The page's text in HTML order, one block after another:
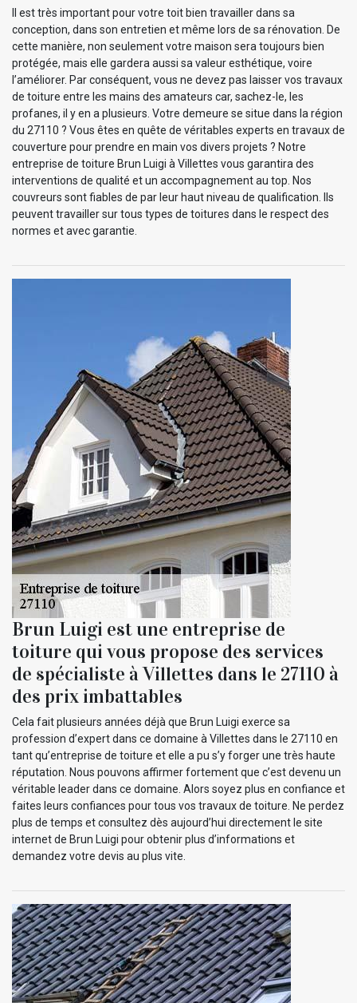
Il est très important pour votre toit bien travailler dans sa
conception, dans son entretien et même lors de sa rénovation. De
cette manière, non seulement votre maison sera toujours bien
protégée, mais elle gardera aussi sa valeur esthétique, voire
l’améliorer. Par conséquent, vous ne devez pas laisser vos travaux
de toiture entre les mains des amateurs car, sachez-le, les
profanes, il y en a plusieurs. Votre demeure se situe dans la région
du 27110 ? Vous êtes en quête de véritables experts en travaux de
couverture pour prendre en main vos divers projets ? Notre
entreprise de toiture Brun Luigi à Villettes vous garantira des
interventions de qualité et un accompagnement au top. Nos
couvreurs sont fiables de par leur haut niveau de qualification. Ils
peuvent travailler sur tous types de toitures dans le respect des
normes et avec garantie.
Brun Luigi est une entreprise de
toiture qui vous propose des services
de spécialiste à Villettes dans le 27110 à
des prix imbattables
Cela fait plusieurs années déjà que Brun Luigi exerce sa
profession d’expert dans ce domaine à Villettes dans le 27110 en
tant qu’entreprise de toiture et elle a pu s’y forger une très haute
réputation. Nous pouvons affirmer fortement que c’est devenu un
véritable leader dans ce domaine. Alors soyez plus en confiance et
faites leurs confiances pour tous vos travaux de toiture. Ne perdez
plus de temps et consultez dès aujourd’hui directement le site
internet de Brun Luigi pour obtenir plus d’informations et
demandez votre devis au plus vite.